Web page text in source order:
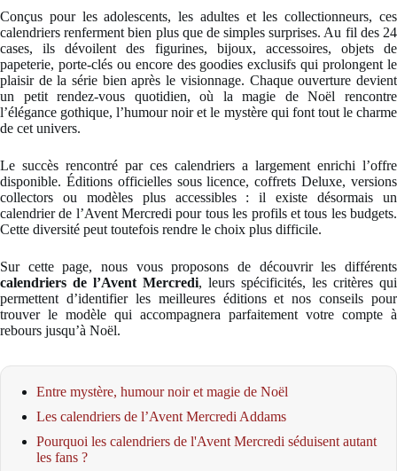
Conçus pour les adolescents, les adultes et les collectionneurs, ces
calendriers renferment bien plus que de simples surprises. Au fil des 24
cases, ils dévoilent des figurines, bijoux, accessoires, objets de
papeterie, porte-clés ou encore des goodies exclusifs qui prolongent le
plaisir de la série bien après le visionnage. Chaque ouverture devient
un petit rendez-vous quotidien, où la magie de Noël rencontre
l’élégance gothique, l’humour noir et le mystère qui font tout le charme
de cet univers.
Le succès rencontré par ces calendriers a largement enrichi l’offre
disponible. Éditions officielles sous licence, coffrets Deluxe, versions
collectors ou modèles plus accessibles : il existe désormais un
calendrier de l’Avent Mercredi pour tous les profils et tous les budgets.
Cette diversité peut toutefois rendre le choix plus difficile.
Sur cette page, nous vous proposons de découvrir les différents
calendriers de l’Avent Mercredi, leurs spécificités, les critères qui
permettent d’identifier les meilleures éditions et nos conseils pour
trouver le modèle qui accompagnera parfaitement votre compte à
rebours jusqu’à Noël.
Entre mystère, humour noir et magie de Noël
Les calendriers de l’Avent Mercredi Addams
Pourquoi les calendriers de l'Avent Mercredi séduisent autant
les fans ?